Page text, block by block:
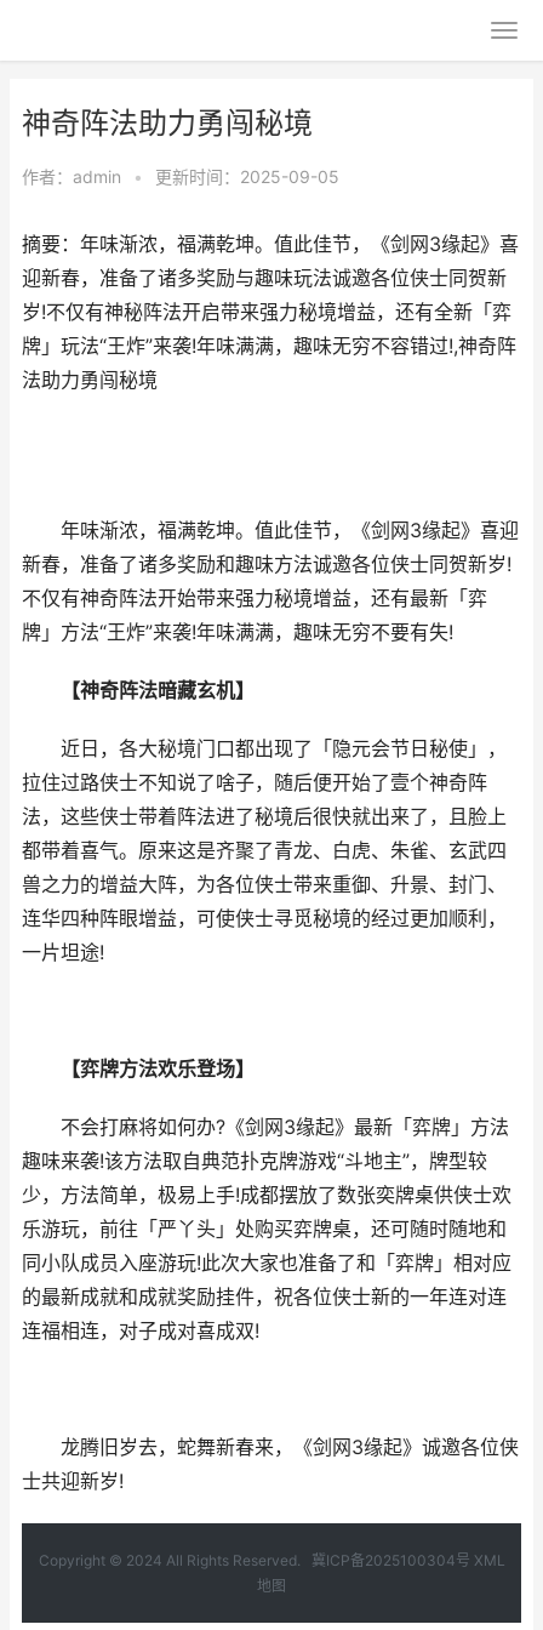
神奇阵法助力勇闯秘境
作者： admin • 更新时间：2025-09-05
摘要：年味渐浓，福满乾坤。值此佳节，《剑网3缘起》喜
迎新春，准备了诸多奖励与趣味玩法诚邀各位侠士同贺新
岁!不仅有神秘阵法开启带来强力秘境增益，还有全新「弈
牌」玩法“王炸”来袭!年味满满，趣味无穷不容错过!,神奇阵
法助力勇闯秘境
年味渐浓，福满乾坤。值此佳节，《剑网3缘起》喜迎
新春，准备了诸多奖励和趣味方法诚邀各位侠士同贺新岁!
不仅有神奇阵法开始带来强力秘境增益，还有最新「弈
牌」方法“王炸”来袭!年味满满，趣味无穷不要有失!
【神奇阵法暗藏玄机】
近日，各大秘境门口都出现了「隐元会节日秘使」，
拉住过路侠士不知说了啥子，随后便开始了壹个神奇阵
法，这些侠士带着阵法进了秘境后很快就出来了，且脸上
都带着喜气。原来这是齐聚了青龙、白虎、朱雀、玄武四
兽之力的增益大阵，为各位侠士带来重御、升景、封门、
连华四种阵眼增益，可使侠士寻觅秘境的经过更加顺利，
一片坦途!
【弈牌方法欢乐登场】
不会打麻将如何办?《剑网3缘起》最新「弈牌」方法
趣味来袭!该方法取自典范扑克牌游戏“斗地主”，牌型较
少，方法简单，极易上手!成都摆放了数张奕牌桌供侠士欢
乐游玩，前往「严丫头」处购买弈牌桌，还可随时随地和
同小队成员入座游玩!此次大家也准备了和「弈牌」相对应
的最新成就和成就奖励挂件，祝各位侠士新的一年连对连
连福相连，对子成对喜成双!
龙腾旧岁去，蛇舞新春来，《剑网3缘起》诚邀各位侠
士共迎新岁!
Copyright © 2024 All Rights Reserved. 冀ICP备2025100304号 XML
地图